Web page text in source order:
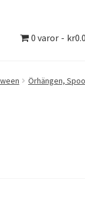
0 varor
Kontakt
Örhängen,